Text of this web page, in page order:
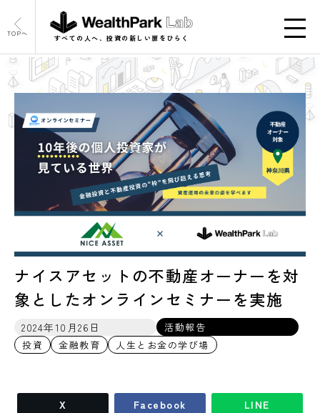
TOPへ
すべての人へ、投資の新しい扉をひらく
ナイスアセットの不動産オーナーを対
象としたオンラインセミナーを実施
2024年10月26日
活動報告
投資
金融教育 人生とお金の学び場
X Facebook LINE